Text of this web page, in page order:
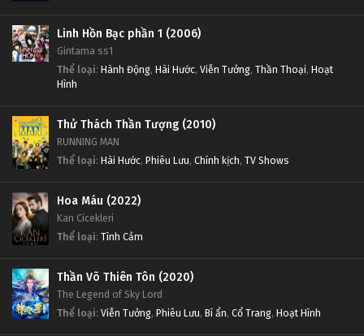
Linh Hồn Bạc phần 1 (2006)
Gintama ss1
Thể loại: Hành Động, Hài Hước, Viễn Tưởng, Thần Thoại, Hoạt
Hình
Thử Thách Thần Tượng (2010)
RUNNING MAN
Thể loại: Hài Hước, Phiêu Lưu, Chính kịch, TV Shows
Hoa Máu (2022)
Kan Cicekleri
Thể loại: Tình Cảm
Thần Võ Thiên Tôn (2020)
The Legend of Sky Lord
Thể loại: Viễn Tưởng, Phiêu Lưu, Bí ẩn, Cổ Trang, Hoạt Hình